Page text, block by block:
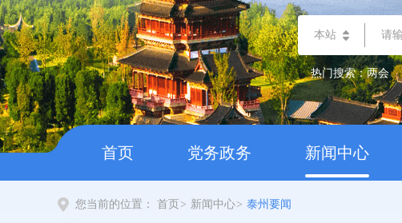
本站
热门搜索：两会
首页 党务政务 新闻中心
您当前的位置： 首页 > 新闻中心> 泰州要闻